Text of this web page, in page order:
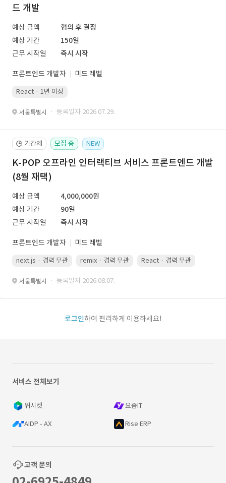
드 개발
예상 금액
협의 후 결정
예상 기간
150일
근무 시작일
즉시 시작
프론트엔드 개발자 미드 레벨
React · 1년 이상
서울특별시 · 등록일자 2026.07.29.
🕒 기간제 모집 중 NEW
K-POP 오프라인 인터랙티브 서비스 프론트엔드 개발
(8월 재택)
예상 금액
4,000,000원
예상 기간
90일
근무 시작일
즉시 시작
프론트엔드 개발자 미드 레벨
next.js · 경력 무관 remix · 경력 무관 React · 경력 무관
서울특별시 · 등록일자 2026.08.07.
로그인하여 편리하게 이용하세요!
서비스 전체보기
위시켓 요즘IT
AIDP - AX Rise ERP
고객 문의